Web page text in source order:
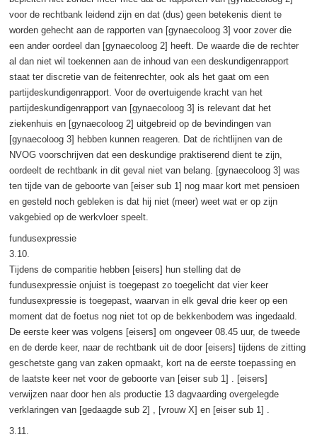
voor de rechtbank leidend zijn en dat (dus) geen betekenis dient te
worden gehecht aan de rapporten van [gynaecoloog 3] voor zover die
een ander oordeel dan [gynaecoloog 2] heeft. De waarde die de rechter
al dan niet wil toekennen aan de inhoud van een deskundigenrapport
staat ter discretie van de feitenrechter, ook als het gaat om een
partijdeskundigenrapport. Voor de overtuigende kracht van het
partijdeskundigenrapport van [gynaecoloog 3] is relevant dat het
ziekenhuis en [gynaecoloog 2] uitgebreid op de bevindingen van
[gynaecoloog 3] hebben kunnen reageren. Dat de richtlijnen van de
NVOG voorschrijven dat een deskundige praktiserend dient te zijn,
oordeelt de rechtbank in dit geval niet van belang. [gynaecoloog 3] was
ten tijde van de geboorte van [eiser sub 1] nog maar kort met pensioen
en gesteld noch gebleken is dat hij niet (meer) weet wat er op zijn
vakgebied op de werkvloer speelt.
fundusexpressie
3.10.
Tijdens de comparitie hebben [eisers] hun stelling dat de
fundusexpressie onjuist is toegepast zo toegelicht dat vier keer
fundusexpressie is toegepast, waarvan in elk geval drie keer op een
moment dat de foetus nog niet tot op de bekkenbodem was ingedaald.
De eerste keer was volgens [eisers] om ongeveer 08.45 uur, de tweede
en de derde keer, naar de rechtbank uit de door [eisers] tijdens de zitting
geschetste gang van zaken opmaakt, kort na de eerste toepassing en
de laatste keer net voor de geboorte van [eiser sub 1] . [eisers]
verwijzen naar door hen als productie 13 dagvaarding overgelegde
verklaringen van [gedaagde sub 2] , [vrouw X] en [eiser sub 1] .
3.11.